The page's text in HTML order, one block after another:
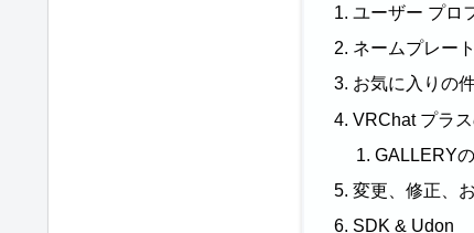
ユーザー プロ
ネームプレート
お気に入りの
VRChat プラ
GALLERY
変更、修正、
SDK & Udon